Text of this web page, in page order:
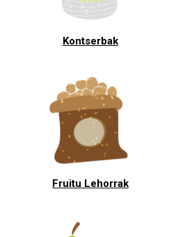
Kontserbak
Fruitu Lehorrak